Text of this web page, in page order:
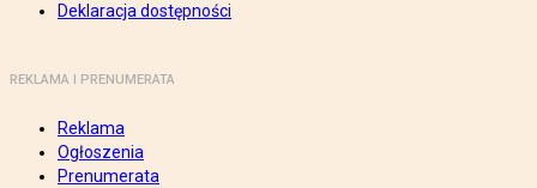
Deklaracja dostępności
REKLAMA I PRENUMERATA
Reklama
Ogłoszenia
Prenumerata